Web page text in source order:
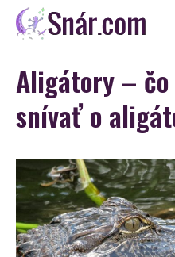
Skip
Snár
Aligátory – čo
snívať o